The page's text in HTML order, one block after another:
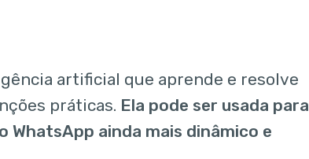
artificial que aprende e resolve
práticas. Ela pode ser usada para
ainda mais dinâmico e